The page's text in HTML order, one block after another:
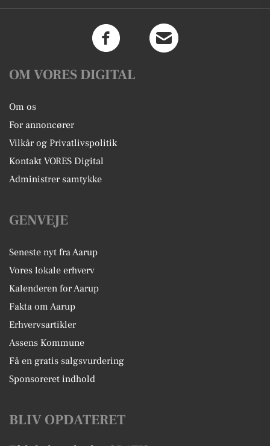
OM VORES DIGITAL
Om os
For annoncører
Vilkår og Privatlivspolitik
Kontakt VORES Digital
Administrer samtykke
GENVEJE
Seneste nyt fra Aarup
Vores lokale erhverv
Kalenderen for Aarup
Fakta om Aarup
Erhvervsartikler
Assens Kommune
Få en gratis salgsvurdering
Sponsoreret indhold
BLIV OPDATERET